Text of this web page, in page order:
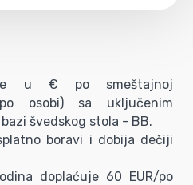
u € po smeštajnoj
osobi) sa uključenim
švedskog stola - BB.
boravi i dobija dečiji
doplaćuje 60 EUR/po